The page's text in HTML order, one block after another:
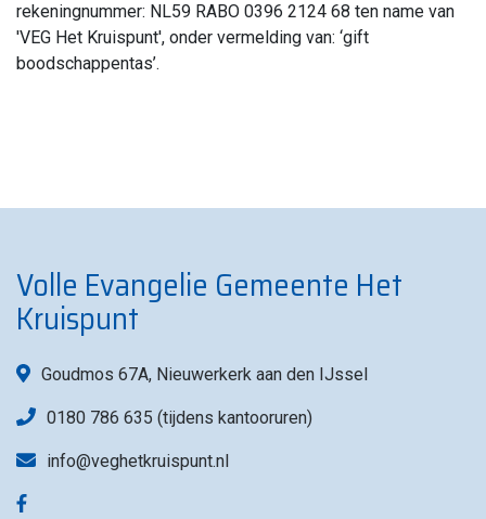
rekeningnummer: NL59 RABO 0396 2124 68 ten name van
'VEG Het Kruispunt', onder vermelding van: ‘gift
boodschappentas’.
Volle Evangelie Gemeente Het
Kruispunt
Goudmos 67A, Nieuwerkerk aan den IJssel
0180 786 635 (tijdens kantooruren)
info@veghetkruispunt.nl